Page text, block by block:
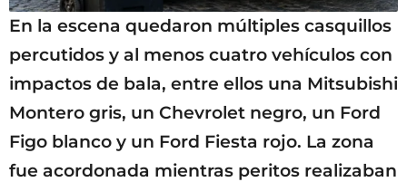
En la escena quedaron múltiples casquillos
percutidos y al menos cuatro vehículos con
impactos de bala, entre ellos una Mitsubishi
Montero gris, un Chevrolet negro, un Ford
Figo blanco y un Ford Fiesta rojo. La zona
fue acordonada mientras peritos realizaban